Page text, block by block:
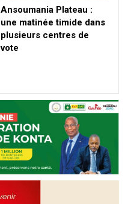
Ansoumania Plateau :
une matinée timide dans
plusieurs centres de
vote